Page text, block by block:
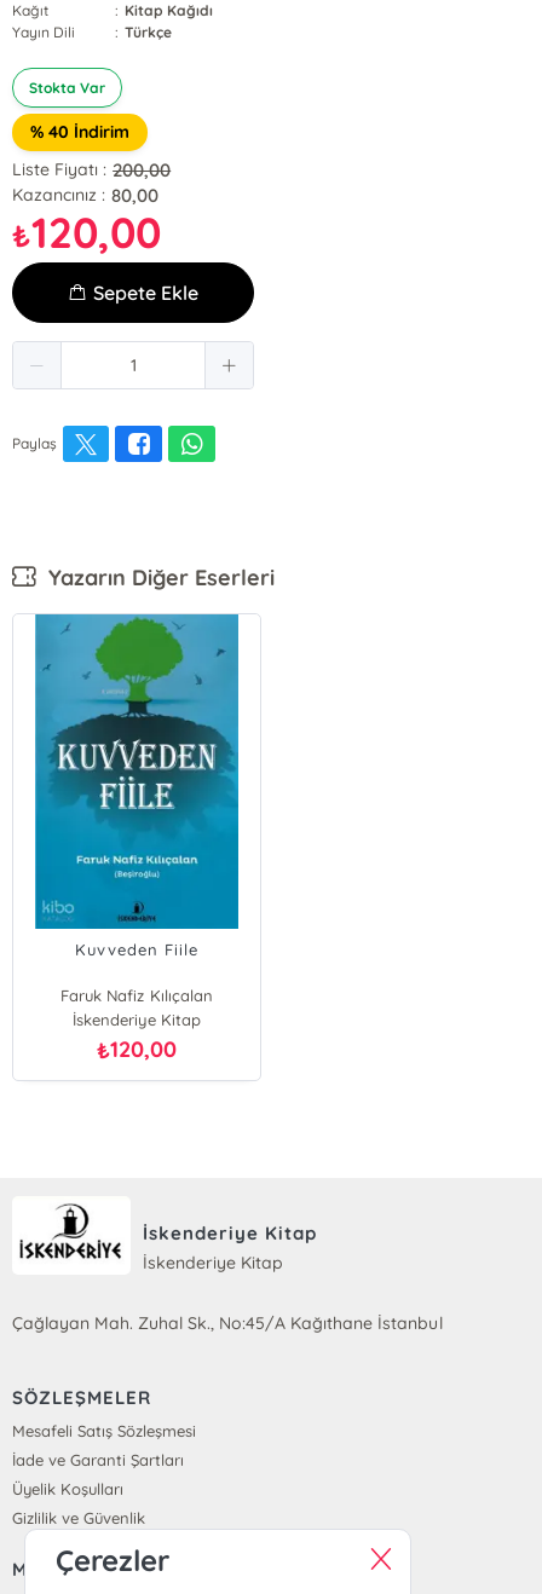
Kağıt
: Kitap Kağıdı
Yayın Dili
: Türkçe
Stokta Var
% 40 İndirim
Liste Fiyatı : 200,00
Kazancınız : 80,00
₺120,00
Sepete Ekle
Paylaş
Yazarın Diğer Eserleri
Kuvveden Fiile
Faruk Nafiz Kılıçalan
İskenderiye Kitap
₺120,00
İskenderiye Kitap
İskenderiye Kitap
Çağlayan Mah. Zuhal Sk., No:45/A Kağıthane İstanbul
SÖZLEŞMELER
Mesafeli Satış Sözleşmesi
İade ve Garanti Şartları
Üyelik Koşulları
Gizlilik ve Güvenlik
MENÜÇerezler